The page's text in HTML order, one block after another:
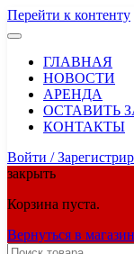
Перейти к контенту
ГЛАВНАЯ
НОВОСТИ
АРЕНДА
ОСТАВИТЬ
КОНТАКТЫ
Войти /
закрыть
Корзина пуста.
Вернуться в магазин